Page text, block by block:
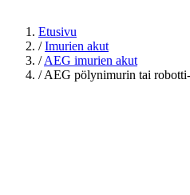
Etusivu
/ Imurien akut
/ AEG imurien akut
/ AEG pölynimurin tai